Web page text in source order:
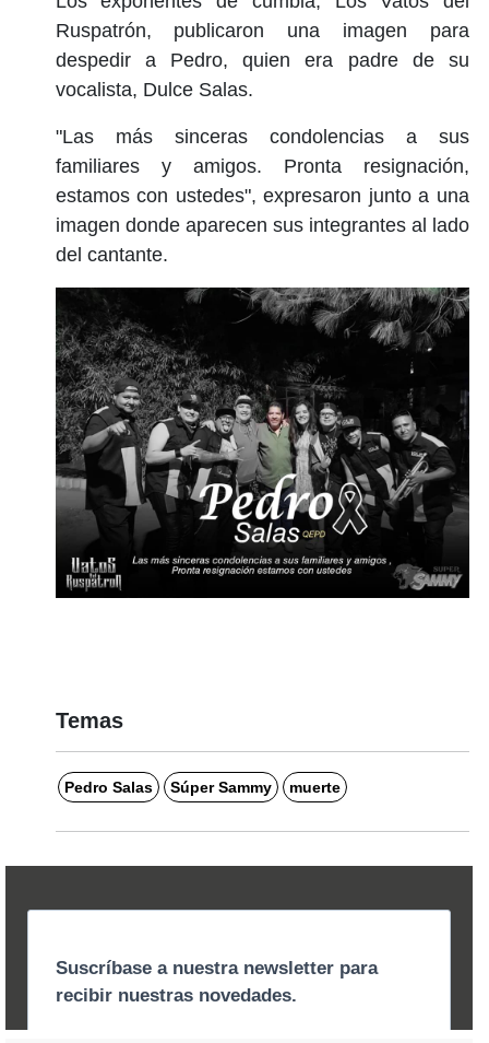
Ruspatrón, publicaron una imagen para
despedir a Pedro, quien era padre de su
vocalista, Dulce Salas.
"Las más sinceras condolencias a sus
familiares y amigos. Pronta resignación,
estamos con ustedes", expresaron junto a una
imagen donde aparecen sus integrantes al lado
del cantante.
Temas
Pedro Salas Súper Sammy muerte